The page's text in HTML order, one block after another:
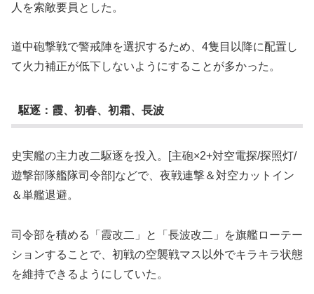
人を索敵要員とした。
道中砲撃戦で警戒陣を選択するため、4隻目以降に配置し
て火力補正が低下しないようにすることが多かった。
駆逐：霞、初春、初霜、長波
史実艦の主力改二駆逐を投入。[主砲×2+対空電探/探照灯/
遊撃部隊艦隊司令部]などで、夜戦連撃＆対空カットイン
＆単艦退避。
司令部を積める「霞改二」と「長波改二」を旗艦ローテー
ションすることで、初戦の空襲戦マス以外でキラキラ状態
を維持できるようにしていた。